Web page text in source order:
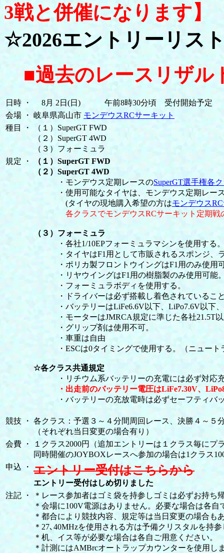
3戦と併催になります】
☆2026エントリーリス
■過去のレースリザル
日時 ・
8月 2日(日) 午前8時30分頃 受付開始予定
会場
・ 岐阜県高山市 モンデウスRCサーキット
種目
・
（１）SuperGT FWD
（２）SuperGT 4WD
（３）フォーミュラ
規定
・
（１）SuperGT FWD
（２）SuperGT 4WD
・モンデウス定期レースのSuperGT選手権各
・使用可能なタイヤは、モンデウス定期レース
(タイヤの現地購入希望の方はモンデウス
各クラスでモンデウスRCサーキット定期戦の
（３）フォーミュラ
・各社1/10EPフォーミュラマシンを使用する
・タイヤはF1用として市販されるスポンジ、ラ
・ポリカ製フロントウイングはF1用のみ使用
・リヤウイングはF1用の樹脂製のみ使用可能
・フォーミュラボディを使用する。
・ドライバーは必ず搭載し着色されているこ
・バッテリーはLiFe6.6V以下、LiPo7.6V以下、
・モーターはJMRCA規定に準じた各社21.5T以
・グリップ剤は使用不可。
・車重は自由
・ESCは0タイミングで使用する。（ニュート
☆各クラス共通規定
・リチウム系バッテリーの充電には必ず対応充
・出走前のバッテリー電圧はLiFe7.30V、
・バッテリーの充放電時は必ずセーフティバッ
競技 ・ 各クラス：予選３～４分間周回レース、決勝４～５
（それぞれ当日変更の場合有り）
会費
・
１クラス2000円（追加エントリーは１クラス毎にプ
同時開催のJOYBOXレースへ参加の場合は1クラス
申込
・ エントリー受付はこちらから
エントリー受付はしめ切りました
注記
・
＊レース参加者はゴミ袋を持参しゴミは必ずお持ち
＊会場に100V電源はありません。必要な場合は各
＊都合により競技内容、規定等は当日変更の場合も
＊27､40MHzを使用される方は予備クリスタルを持
＊机、イス等が必要な場合は各自ご用意ください。
＊計測にはAMBrcオートラップカウンターを使用